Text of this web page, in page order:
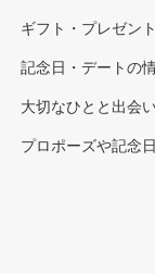
ギフト・プレゼン
記念日・デートの
大切なひとと出会
プロポーズや記念